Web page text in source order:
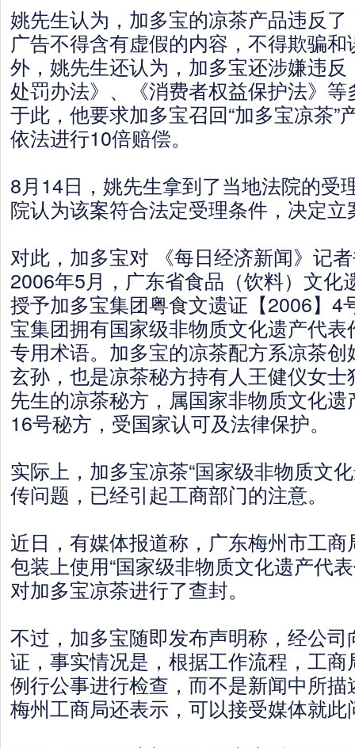
姚先生认为，加多宝的凉茶产品违反
广告不得含有虚假的内容，不得欺骗
外，姚先生还认为，加多宝还涉嫌违
处罚办法》、《消费者权益保护法》
于此，他要求加多宝召回“加多宝凉茶”
依法进行10倍赔偿。
8月14日，姚先生拿到了当地法院的受
院认为该案符合法定受理条件，决定立
对此，加多宝对 《每日经济新闻》记
2006年5月，广东省食品（饮料）文化
授予加多宝集团粤食文遗证【2006】4
宝集团拥有国家级非物质文化遗产代
专用术语。加多宝的凉茶配方系凉茶
玄孙，也是凉茶秘方持有人王健仪女
先生的凉茶秘方，属国家非物质文化
16号秘方，受国家认可及法律保护。
实际上，加多宝凉茶“国家级非物质文
传问题，已经引起工商部门的注意。
近日，有媒体报道称，广东梅州市工
包装上使用“国家级非物质文化遗产代
对加多宝凉茶进行了查封。
不过，加多宝随即发布声明称，经公
证，事实情况是，根据工作流程，工
例行公事进行检查，而不是新闻中所
梅州工商局还表示，可以接受媒体就